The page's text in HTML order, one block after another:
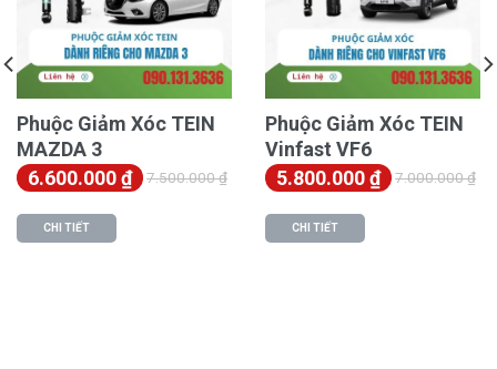
Thành Auto
Minh Thành Auto, quý khách sẽ nhận được sự an tâm
Phuộc Giảm Xóc TEIN
MAZDA 3
6.600.000₫ 7.500.000₫
CHI TIẾT
Phuộc Giảm Xóc TEIN
Vinfast VF6
5.800.000₫ 7.000.000₫
CHI TIẾT